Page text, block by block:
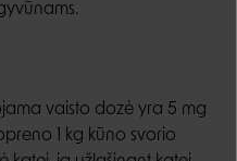
vaisto dozė yra 5 mg
1 kg kūno svorio